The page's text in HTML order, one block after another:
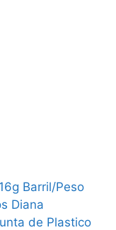
Barril/Peso
Diana
de Plastico